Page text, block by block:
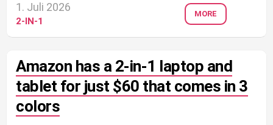
1. Juli 2026
2-IN-1
MORE
Amazon has a 2-in-1 laptop and
tablet for just $60 that comes in 3
colors